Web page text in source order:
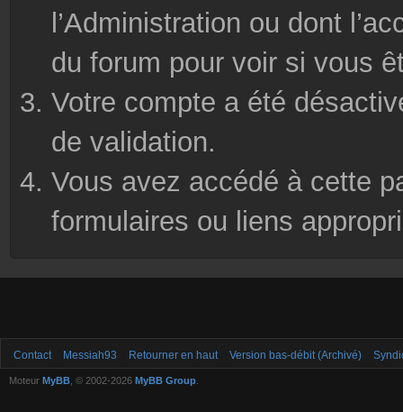
l’Administration ou dont
du forum pour voir si vous
Votre compte a été
de validation.
Vous avez accédé à cette
formulaires ou liens
Contact Messiah93 Retourner en haut Version bas-débit (Archivé)
Moteur MyBB , © 2002-2026 MyBB Group